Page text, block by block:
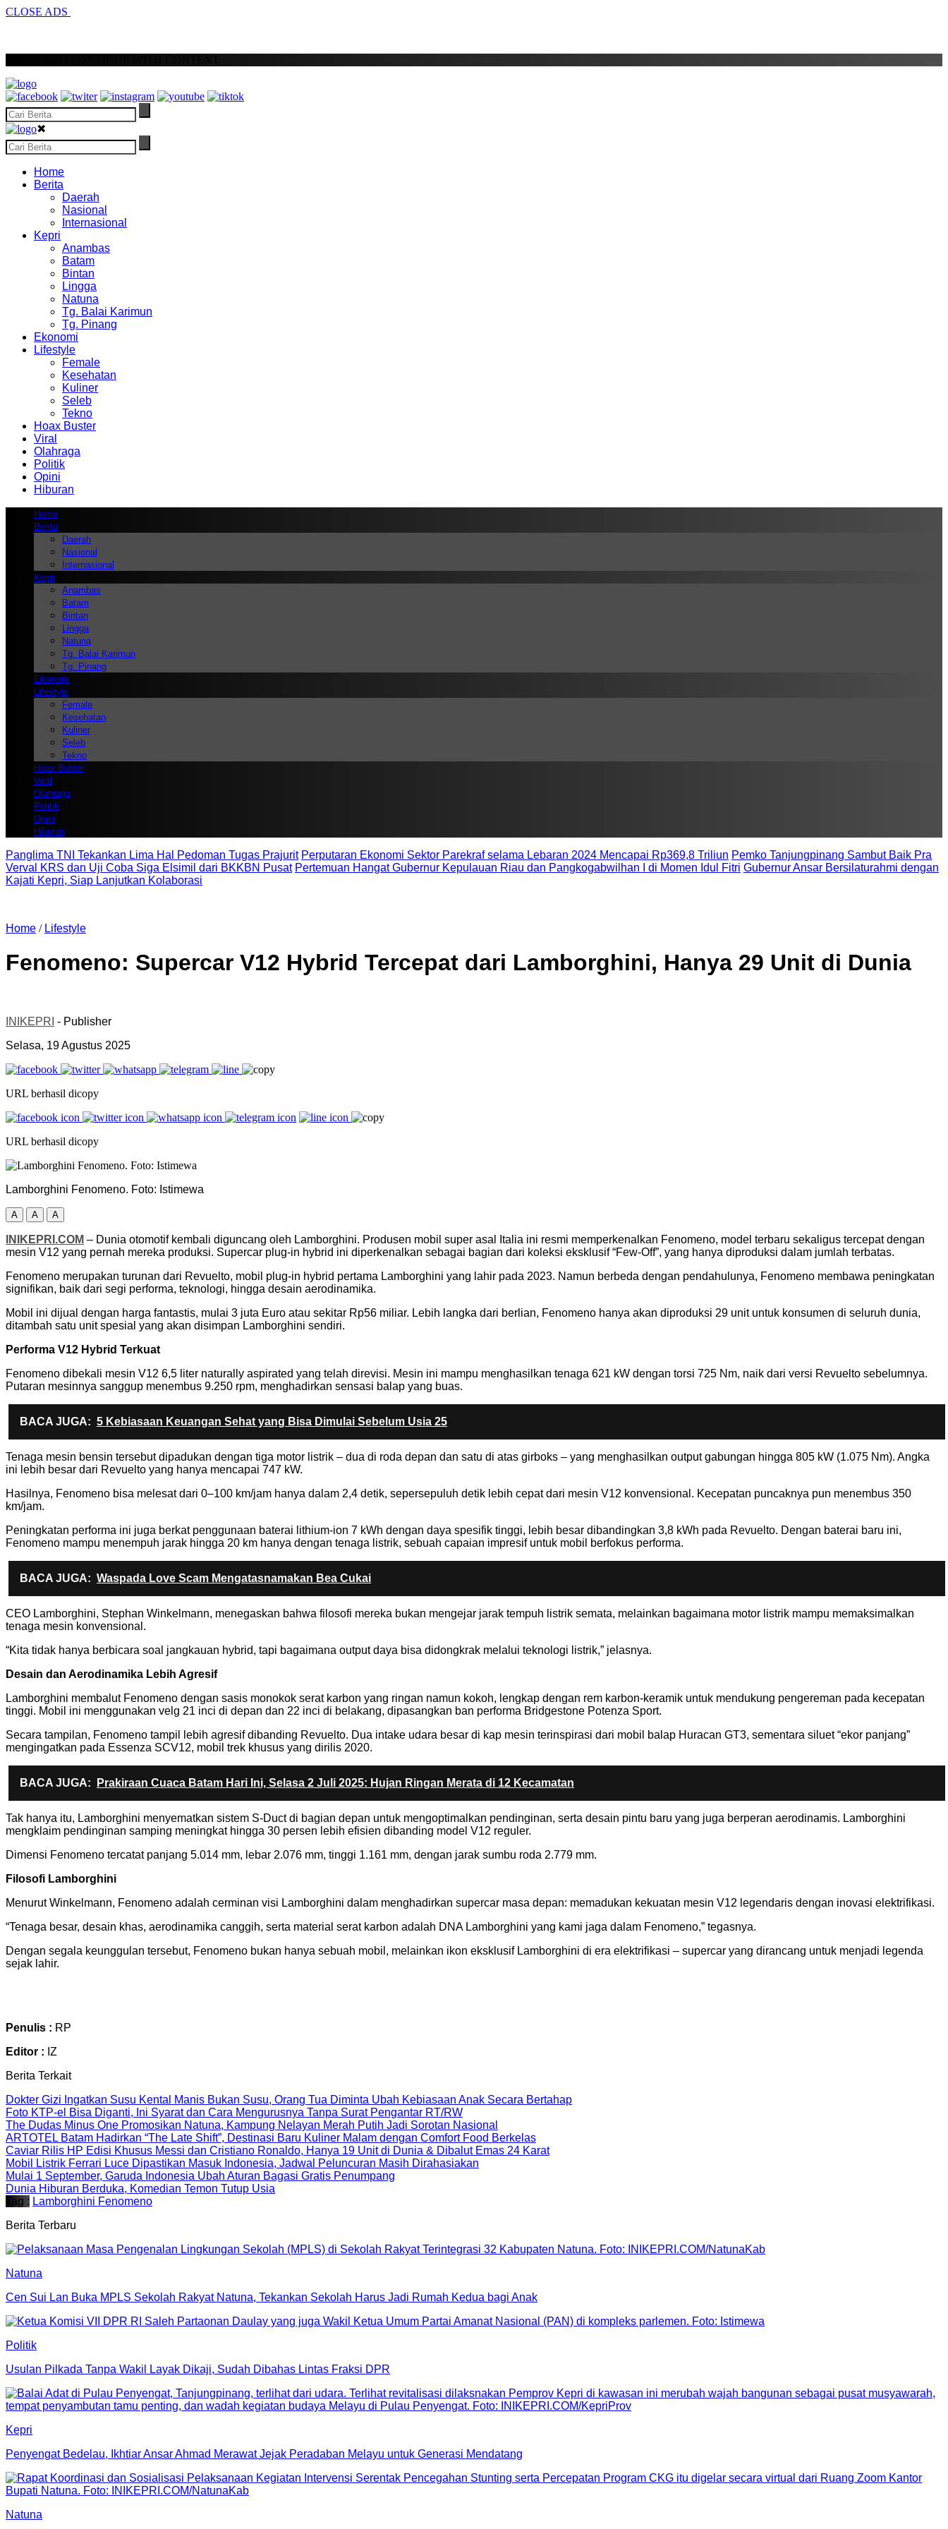
CLOSE ADS
✖
Home
Berita
Daerah
Nasional
Internasional
Kepri
Anambas
Batam
Bintan
Lingga
Natuna
Tg. Balai Karimun
Tg. Pinang
Ekonomi
Lifestyle
Female
Kesehatan
Kuliner
Seleb
Tekno
Hoax Buster
Viral
Olahraga
Politik
Opini
Hiburan
Home
Berita
Daerah
Nasional
Internasional
Kepri
Anambas
Batam
Bintan
Lingga
Natuna
Tg. Balai Karimun
Tg. Pinang
Ekonomi
Lifestyle
Female
Kesehatan
Kuliner
Seleb
Tekno
Hoax Buster
Viral
Olahraga
Politik
Opini
Hiburan
Panglima TNI Tekankan Lima Hal Pedoman Tugas Prajurit Perputaran Ekonomi Sektor Parekraf selama Lebaran 2024 Mencapai Rp369,8 Triliun Pemko Tanjungpinang Sambut Baik Pra
Verval KRS dan Uji Coba Siga Elsimil dari BKKBN Pusat Pertemuan Hangat Gubernur Kepulauan Riau dan Pangkogabwilhan I di Momen Idul Fitri Gubernur Ansar Bersilaturahmi dengan
Kajati Kepri, Siap Lanjutkan Kolaborasi
Home / Lifestyle
Fenomeno: Supercar V12 Hybrid Tercepat dari Lamborghini, Hanya 29 Unit di Dunia
INIKEPRI - Publisher
Selasa, 19 Agustus 2025
URL berhasil dicopy
URL berhasil dicopy
Lamborghini Fenomeno. Foto: Istimewa
A A A
INIKEPRI.COM – Dunia otomotif kembali diguncang oleh Lamborghini. Produsen mobil super asal Italia ini resmi memperkenalkan Fenomeno, model terbaru sekaligus tercepat dengan
mesin V12 yang pernah mereka produksi. Supercar plug-in hybrid ini diperkenalkan sebagai bagian dari koleksi eksklusif “Few-Off”, yang hanya diproduksi dalam jumlah terbatas.
Fenomeno merupakan turunan dari Revuelto, mobil plug-in hybrid pertama Lamborghini yang lahir pada 2023. Namun berbeda dengan pendahulunya, Fenomeno membawa peningkatan
signifikan, baik dari segi performa, teknologi, hingga desain aerodinamika.
Mobil ini dijual dengan harga fantastis, mulai 3 juta Euro atau sekitar Rp56 miliar. Lebih langka dari berlian, Fenomeno hanya akan diproduksi 29 unit untuk konsumen di seluruh dunia,
ditambah satu unit spesial yang akan disimpan Lamborghini sendiri.
Performa V12 Hybrid Terkuat
Fenomeno dibekali mesin V12 6,5 liter naturally aspirated yang telah direvisi. Mesin ini mampu menghasilkan tenaga 621 kW dengan torsi 725 Nm, naik dari versi Revuelto sebelumnya.
Putaran mesinnya sanggup menembus 9.250 rpm, menghadirkan sensasi balap yang buas.
BACA JUGA: 5 Kebiasaan Keuangan Sehat yang Bisa Dimulai Sebelum Usia 25
Tenaga mesin bensin tersebut dipadukan dengan tiga motor listrik – dua di roda depan dan satu di atas girboks – yang menghasilkan output gabungan hingga 805 kW (1.075 Nm). Angka
ini lebih besar dari Revuelto yang hanya mencapai 747 kW.
Hasilnya, Fenomeno bisa melesat dari 0–100 km/jam hanya dalam 2,4 detik, sepersepuluh detik lebih cepat dari mesin V12 konvensional. Kecepatan puncaknya pun menembus 350
km/jam.
Peningkatan performa ini juga berkat penggunaan baterai lithium-ion 7 kWh dengan daya spesifik tinggi, lebih besar dibandingkan 3,8 kWh pada Revuelto. Dengan baterai baru ini,
Fenomeno mampu menempuh jarak hingga 20 km hanya dengan tenaga listrik, sebuah capaian impresif untuk mobil berfokus performa.
BACA JUGA: Waspada Love Scam Mengatasnamakan Bea Cukai
CEO Lamborghini, Stephan Winkelmann, menegaskan bahwa filosofi mereka bukan mengejar jarak tempuh listrik semata, melainkan bagaimana motor listrik mampu memaksimalkan
tenaga mesin konvensional.
“Kita tidak hanya berbicara soal jangkauan hybrid, tapi bagaimana output daya bisa didongkrak melalui teknologi listrik,” jelasnya.
Desain dan Aerodinamika Lebih Agresif
Lamborghini membalut Fenomeno dengan sasis monokok serat karbon yang ringan namun kokoh, lengkap dengan rem karbon-keramik untuk mendukung pengereman pada kecepatan
tinggi. Mobil ini menggunakan velg 21 inci di depan dan 22 inci di belakang, dipasangkan ban performa Bridgestone Potenza Sport.
Secara tampilan, Fenomeno tampil lebih agresif dibanding Revuelto. Dua intake udara besar di kap mesin terinspirasi dari mobil balap Huracan GT3, sementara siluet “ekor panjang”
mengingatkan pada Essenza SCV12, mobil trek khusus yang dirilis 2020.
BACA JUGA: Prakiraan Cuaca Batam Hari Ini, Selasa 2 Juli 2025: Hujan Ringan Merata di 12 Kecamatan
Tak hanya itu, Lamborghini menyematkan sistem S-Duct di bagian depan untuk mengoptimalkan pendinginan, serta desain pintu baru yang juga berperan aerodinamis. Lamborghini
mengklaim pendinginan samping meningkat hingga 30 persen lebih efisien dibanding model V12 reguler.
Dimensi Fenomeno tercatat panjang 5.014 mm, lebar 2.076 mm, tinggi 1.161 mm, dengan jarak sumbu roda 2.779 mm.
Filosofi Lamborghini
Menurut Winkelmann, Fenomeno adalah cerminan visi Lamborghini dalam menghadirkan supercar masa depan: memadukan kekuatan mesin V12 legendaris dengan inovasi elektrifikasi.
“Tenaga besar, desain khas, aerodinamika canggih, serta material serat karbon adalah DNA Lamborghini yang kami jaga dalam Fenomeno,” tegasnya.
Dengan segala keunggulan tersebut, Fenomeno bukan hanya sebuah mobil, melainkan ikon eksklusif Lamborghini di era elektrifikasi – supercar yang dirancang untuk menjadi legenda
sejak lahir.
Penulis : RP
Editor : IZ
Berita Terkait
Dokter Gizi Ingatkan Susu Kental Manis Bukan Susu, Orang Tua Diminta Ubah Kebiasaan Anak Secara Bertahap
Foto KTP-el Bisa Diganti, Ini Syarat dan Cara Mengurusnya Tanpa Surat Pengantar RT/RW
The Dudas Minus One Promosikan Natuna, Kampung Nelayan Merah Putih Jadi Sorotan Nasional
ARTOTEL Batam Hadirkan “The Late Shift”, Destinasi Baru Kuliner Malam dengan Comfort Food Berkelas
Caviar Rilis HP Edisi Khusus Messi dan Cristiano Ronaldo, Hanya 19 Unit di Dunia & Dibalut Emas 24 Karat
Mobil Listrik Ferrari Luce Dipastikan Masuk Indonesia, Jadwal Peluncuran Masih Dirahasiakan
Mulai 1 September, Garuda Indonesia Ubah Aturan Bagasi Gratis Penumpang
Dunia Hiburan Berduka, Komedian Temon Tutup Usia
Tag : Lamborghini Fenomeno
Berita Terbaru
Natuna
Cen Sui Lan Buka MPLS Sekolah Rakyat Natuna, Tekankan Sekolah Harus Jadi Rumah Kedua bagi Anak
Politik
Usulan Pilkada Tanpa Wakil Layak Dikaji, Sudah Dibahas Lintas Fraksi DPR
Kepri
Penyengat Bedelau, Ikhtiar Ansar Ahmad Merawat Jejak Peradaban Melayu untuk Generasi Mendatang
Natuna